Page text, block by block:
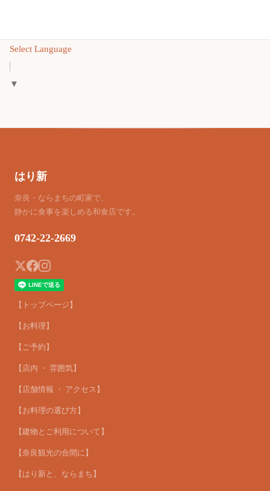
Select Language
▼
はり新
奈良・ならまちの町家で、
静かに食事を楽しめる和食店です。
0742-22-2669
【トップページ】
【お料理】
【ご予約】
【店内 ・ 雰囲気】
【店舗情報 ・ アクセス】
【お料理の選び方】
【建物とご利用について】
【奈良観光の合間に】
【はり新と、ならまち】